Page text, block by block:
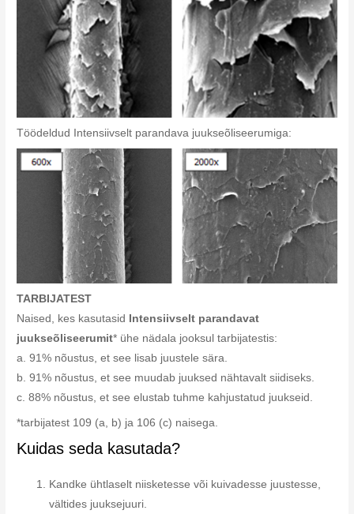
Töödeldud Intensiivselt parandava juukseõliseerumiga:
TARBIJATEST
Naised, kes kasutasid
Intensiivselt parandavat
juukseõliseerumit* ühe nädala jooksul tarbijatestis:
a. 91% nõustus, et see lisab juustele sära.
b. 91% nõustus, et see muudab juuksed nähtavalt siidiseks.
c. 88% nõustus, et see elustab tuhme kahjustatud juukseid.
*tarbijatest 109 (a, b) ja 106 (c) naisega.
Kuidas seda kasutada?
Kandke ühtlaselt niisketesse või kuivadesse juustesse,
vältides juuksejuuri.